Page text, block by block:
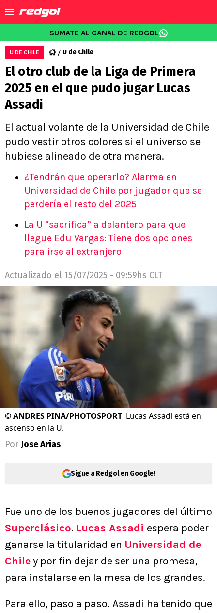
SUMATE AL CANAL DE REDGOL
U DE CHILE U de Chile
El otro club de la Liga de Primera
2025 en el que pudo jugar Lucas
Assadi
El actual volante de la Universidad de Chile
pudo vestir otros colores si el universo se
hubiese alineado de otra manera.
¿Tendrán que operarlo? Alarma en
Universidad de Chile por jugador que se
perdería el resto del 2025
La U “sacrifica” a delantero para que
llegue Edu Vargas: Tiene dos opciones
para irse al extranjero
Actualizado el 15/07/2025 - 09:59hs CLT
©ANDRES PINA/PHOTOSPORT Lucas Assadi está en
ascenso en la U.
Por Jose Arias
Sigue a Redgol en Google!
Fue uno de los buenos jugadores del último
Superclásico. Lucas Assadi espera poder
ganarse la titularidad en Universidad de
Chiley por fin dejar de ser una promesa,
para instalarse en la mesa de los grandes.
Para ello, paso a paso. Assadi ha tenido que